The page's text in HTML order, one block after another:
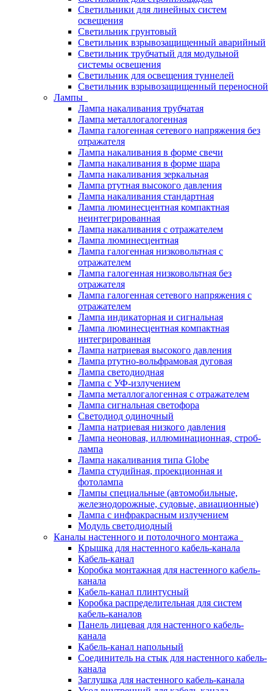
Светильники для линейных систем
освещения
Светильник грунтовый
Светильник взрывозащищенный аварийный
Светильник трубчатый для модульной
системы освещения
Светильник для освещения туннелей
Светильник взрывозащищенный переносной
Лампы
Лампа накаливания трубчатая
Лампа металлогалогенная
Лампа галогенная сетевого напряжения без
отражателя
Лампа накаливания в форме свечи
Лампа накаливания в форме шара
Лампа накаливания зеркальная
Лампа ртутная высокого давления
Лампа накаливания стандартная
Лампа люминесцентная компактная
неинтегрированная
Лампа накаливания с отражателем
Лампа люминесцентная
Лампа галогенная низковольтная с
отражателем
Лампа галогенная низковольтная без
отражателя
Лампа галогенная сетевого напряжения с
отражателем
Лампа индикаторная и сигнальная
Лампа люминесцентная компактная
интегрированная
Лампа натриевая высокого давления
Лампа ртутно-вольфрамовая дуговая
Лампа светодиодная
Лампа с УФ-излучением
Лампа металлогалогенная с отражателем
Лампа сигнальная светофора
Светодиод одиночный
Лампа натриевая низкого давления
Лампа неоновая, иллюминационная, строб-
лампа
Лампа накаливания типа Globe
Лампа студийная, проекционная и
фотолампа
Лампы специальные (автомобильные,
железнодорожные, судовые, авиационные)
Лампа с инфракрасным излучением
Модуль светодиодный
Каналы настенного и потолочного монтажа
Крышка для настенного кабель-канала
Кабель-канал
Коробка монтажная для настенного кабель-
канала
Кабель-канал плинтусный
Коробка распределительная для систем
кабель-каналов
Панель лицевая для настенного кабель-
канала
Кабель-канал напольный
Соединитель на стык для настенного кабель-
канала
Заглушка для настенного кабель-канала